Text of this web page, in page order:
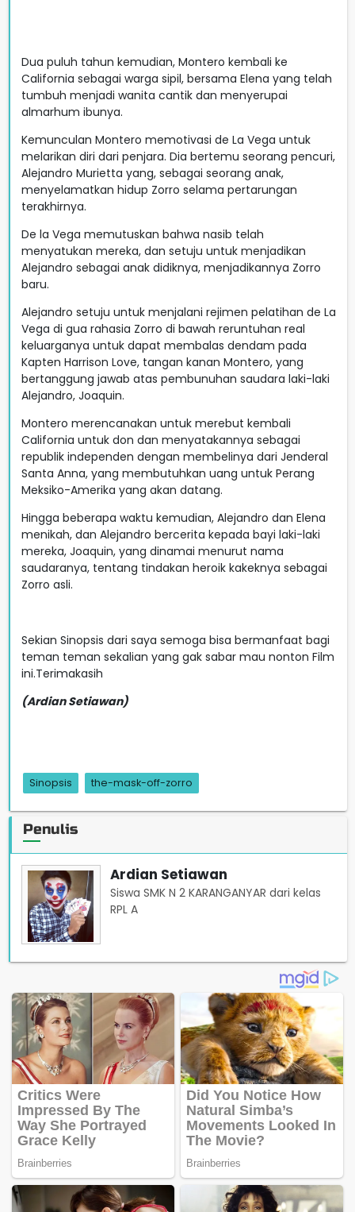
Dua puluh tahun kemudian, Montero kembali ke
California sebagai warga sipil, bersama Elena yang telah
tumbuh menjadi wanita cantik dan menyerupai
almarhum ibunya.
Kemunculan Montero memotivasi de La Vega untuk
melarikan diri dari penjara. Dia bertemu seorang pencuri,
Alejandro Murietta yang, sebagai seorang anak,
menyelamatkan hidup Zorro selama pertarungan
terakhirnya.
De la Vega memutuskan bahwa nasib telah
menyatukan mereka, dan setuju untuk menjadikan
Alejandro sebagai anak didiknya, menjadikannya Zorro
baru.
Alejandro setuju untuk menjalani rejimen pelatihan de La
Vega di gua rahasia Zorro di bawah reruntuhan real
keluarganya untuk dapat membalas dendam pada
Kapten Harrison Love, tangan kanan Montero, yang
bertanggung jawab atas pembunuhan saudara laki-laki
Alejandro, Joaquin.
Montero merencanakan untuk merebut kembali
California untuk don dan menyatakannya sebagai
republik independen dengan membelinya dari Jenderal
Santa Anna, yang membutuhkan uang untuk Perang
Meksiko-Amerika yang akan datang.
Hingga beberapa waktu kemudian, Alejandro dan Elena
menikah, dan Alejandro bercerita kepada bayi laki-laki
mereka, Joaquin, yang dinamai menurut nama
saudaranya, tentang tindakan heroik kakeknya sebagai
Zorro asli.
Sekian Sinopsis dari saya semoga bisa bermanfaat bagi
teman teman sekalian yang gak sabar mau nonton Film
ini.Terimakasih
(Ardian Setiawan)
Sinopsis the-mask-off-zorro
Penulis
Ardian Setiawan
Siswa SMK N 2 KARANGANYAR dari kelas
RPL A